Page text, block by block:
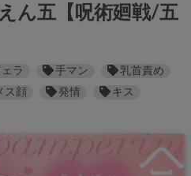
ん五【呪術廻戦/五
ラ 手マン
乳首責め
ス顔 発情
キス